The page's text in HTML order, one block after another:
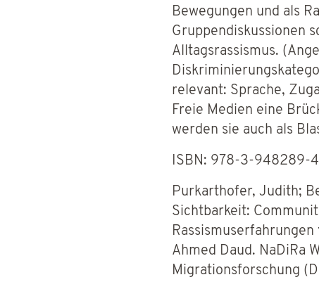
Bewegungen und als
Gruppendiskussionen
Alltagsrassismus.
relevant: Sprache,
Freie Medien eine
werden sie auch als
ISBN: 978-3-948289-
Purkarthofer, Judith;
Sichtbarkeit:
Ahmed Daud. NaDiRa
Migrationsforschung